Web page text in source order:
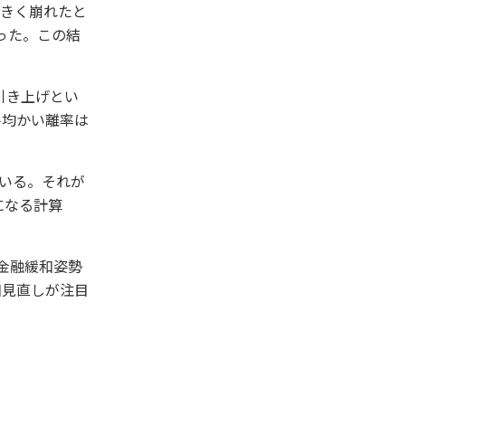
く崩れたと
た。この結
き上げとい
かい離率は
る。それが
る計算
融緩和姿勢
直しが注目